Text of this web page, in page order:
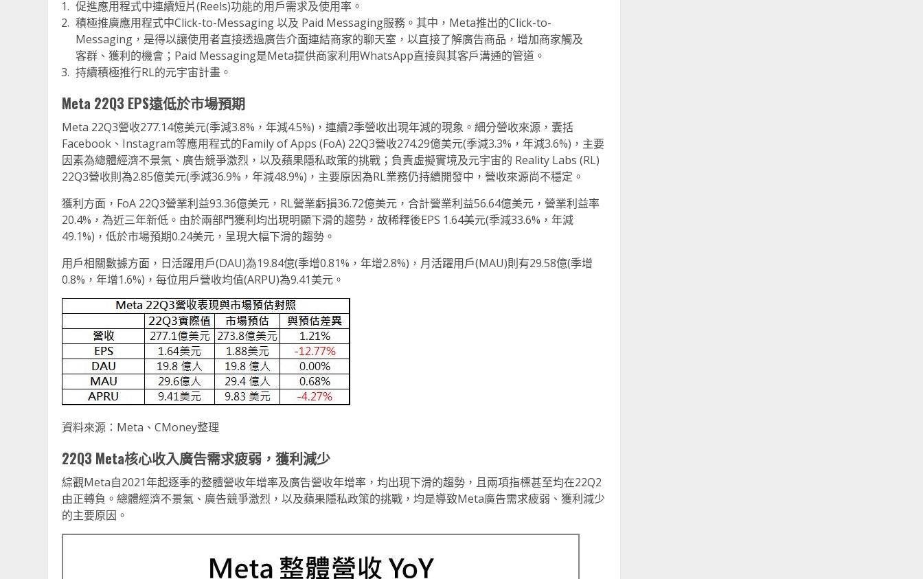
促進應用程式中連續短片(Reels)功能的用戶需求及使用率。
積極推廣應用程式中Click-to-Messaging 以及 Paid Messaging服務。其中，Meta推出的Click-to-
Messaging，是得以讓使用者直接透過廣告介面連結商家的聊天室，以直接了解廣告商品，增加商家觸及
客群、獲利的機會；Paid Messaging是Meta提供商家利用WhatsApp直接與其客戶溝通的管道。
持續積極推行RL的元宇宙計畫。
Meta 22Q3 EPS遠低於市場預期
Meta 22Q3營收277.14億美元(季減3.8%，年減4.5%)，連續2季營收出現年減的現象。細分營收來源，囊括
Facebook、Instagram等應用程式的Family of Apps (FoA) 22Q3營收274.29億美元(季減3.3%，年減3.6%)，主要
因素為總體經濟不景氣、廣告競爭激烈，以及蘋果隱私政策的挑戰；負責虛擬實境及元宇宙的 Reality Labs (RL)
22Q3營收則為2.85億美元(季減36.9%，年減48.9%)，主要原因為RL業務仍持續開發中，營收來源尚不穩定。
獲利方面，FoA 22Q3營業利益93.36億美元，RL營業虧損36.72億美元，合計營業利益56.64億美元，營業利益率
20.4%，為近三年新低。由於兩部門獲利均出現明顯下滑的趨勢，故稀釋後EPS 1.64美元(季減33.6%，年減
49.1%)，低於市場預期0.24美元，呈現大幅下滑的趨勢。
用戶相關數據方面，日活躍用戶(DAU)為19.84億(季增0.81%，年增2.8%)，月活躍用戶(MAU)則有29.58億(季增
0.8%，年增1.6%)，每位用戶營收均值(ARPU)為9.41美元。
資料來源：Meta、CMoney整理
22Q3 Meta核心收入廣告需求疲弱，獲利減少
綜觀Meta自2021年起逐季的整體營收年增率及廣告營收年增率，均出現下滑的趨勢，且兩項指標甚至均在22Q2
由正轉負。總體經濟不景氣、廣告競爭激烈，以及蘋果隱私政策的挑戰，均是導致Meta廣告需求疲弱、獲利減少
的主要原因。